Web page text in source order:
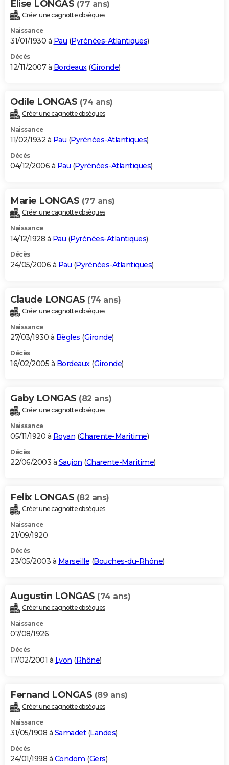
Elise LONGAS (77 ans)
Créer une cagnotte obsèques
Naissance
31/01/1930 à Pau (Pyrénées-Atlantiques)
Décès
12/11/2007 à Bordeaux(Gironde)
Odile LONGAS (74 ans)
Créer une cagnotte obsèques
Naissance
11/02/1932 à Pau (Pyrénées-Atlantiques)
Décès
04/12/2006 à Pau (Pyrénées-Atlantiques)
Marie LONGAS (77 ans)
Créer une cagnotte obsèques
Naissance
14/12/1928 à Pau (Pyrénées-Atlantiques)
Décès
24/05/2006 à Pau (Pyrénées-Atlantiques)
Claude LONGAS (74 ans)
Créer une cagnotte obsèques
Naissance
27/03/1930 à Bègles (Gironde)
Décès
16/02/2005 à Bordeaux(Gironde)
Gaby LONGAS (82 ans)
Créer une cagnotte obsèques
Naissance
05/11/1920 à Royan (Charente-Maritime)
Décès
22/06/2003 à Saujon (Charente-Maritime)
Felix LONGAS (82 ans)
Créer une cagnotte obsèques
Naissance
21/09/1920
Décès
23/05/2003 à Marseille (Bouches-du-Rhône)
Augustin LONGAS (74 ans)
Créer une cagnotte obsèques
Naissance
07/08/1926
Décès
17/02/2001 à Lyon (Rhône)
Fernand LONGAS (89 ans)
Créer une cagnotte obsèques
Naissance
31/05/1908 à Samadet(Landes)
Décès
24/01/1998 à Condom (Gers)